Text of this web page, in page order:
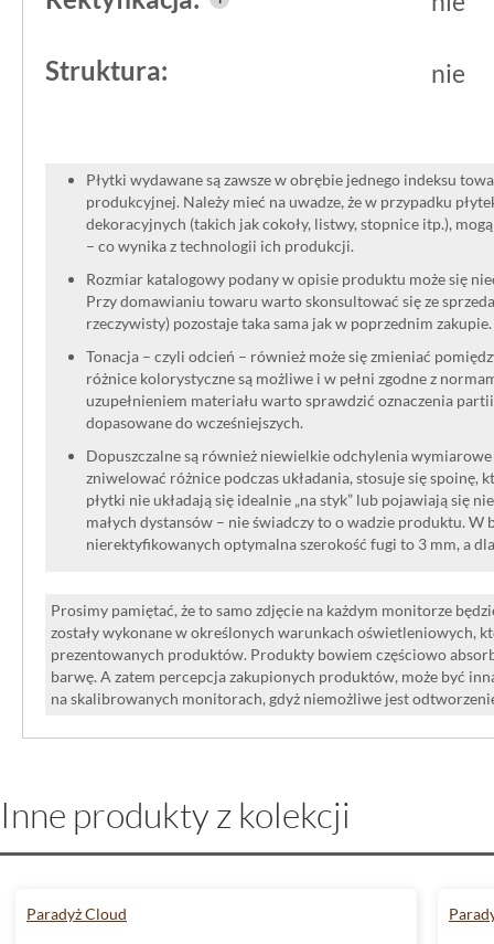
Struktura: nie
Płytki wydawane są zawsze w obrębie jednego indeksu
produkcyjnej. Należy mieć na uwadze, że w przypadku
dekoracyjnych (takich jak cokoły, listwy, stopnice itp.),
– co wynika z technologii ich produkcji.
Rozmiar katalogowy podany w opisie produktu może się
Przy domawianiu towaru warto skonsultować się ze
rzeczywisty) pozostaje taka sama jak w poprzednim zakupie.
Tonacja – czyli odcień – również może się zmieniać
różnice kolorystyczne są możliwe i w pełni zgodne z
uzupełnieniem materiału warto sprawdzić oznaczenia
dopasowane do wcześniejszych.
Dopuszczalne są również niewielkie odchylenia
zniwelować różnice podczas układania, stosuje się spoinę,
płytki nie układają się idealnie „na styk” lub pojawiają się
małych dystansów – nie świadczy to o wadzie produktu. W
nierektyfikowanych optymalna szerokość fugi to 3 mm, a
Prosimy pamiętać, że to samo zdjęcie na każdym monitorze
zostały wykonane w określonych warunkach oświetleniowych,
prezentowanych produktów. Produkty bowiem częściowo
barwę. A zatem percepcja zakupionych produktów, może być
na skalibrowanych monitorach, gdyż niemożliwe jest
Inne produkty z kolekcji
Paradyż Cloud